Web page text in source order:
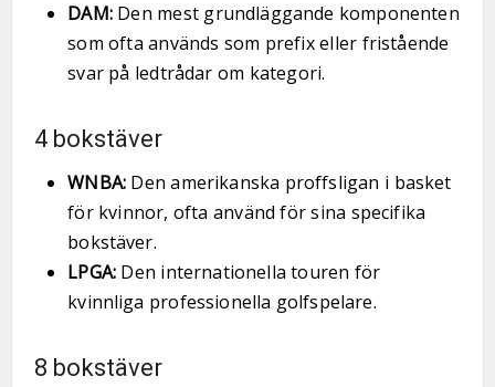
DAM:Den mest grundläggande komponenten
som ofta används som prefix eller fristående
svar på ledtrådar om kategori.
4 bokstäver
WNBA: Den amerikanska proffsligan i basket
för kvinnor, ofta använd för sina specifika
bokstäver.
LPGA: Den internationella touren för
kvinnliga professionella golfspelare.
8 bokstäver